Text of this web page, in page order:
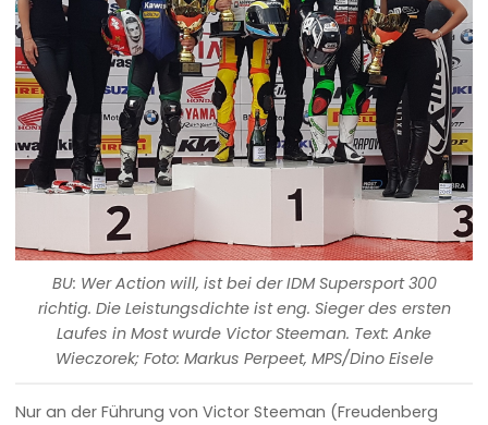
BU: Wer Action will, ist bei der IDM Supersport 300
richtig. Die Leistungsdichte ist eng. Sieger des ersten
Laufes in Most wurde Victor Steeman. Text: Anke
Wieczorek; Foto: Markus Perpeet, MPS/Dino Eisele
Nur an der Führung von Victor Steeman (Freudenberg